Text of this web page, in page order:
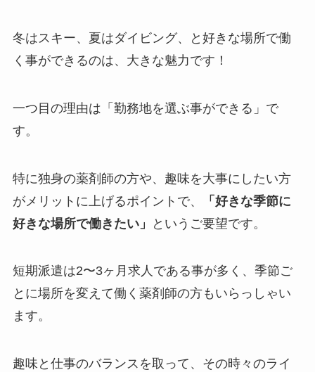
冬はスキー、夏はダイビング、と好きな場所で働
く事ができるのは、大きな魅力です！
一つ目の理由は「勤務地を選ぶ事ができる」で
す。
特に独身の薬剤師の方や、趣味を大事にしたい方
がメリットに上げるポイントで、
「好きな季節に
好きな場所で働きたい」
というご要望です。
短期派遣は2〜3ヶ月求人である事が多く、季節ご
とに場所を変えて働く薬剤師の方もいらっしゃい
ます。
趣味と仕事のバランスを取って、その時々のライ